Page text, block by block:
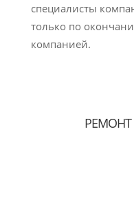
специалисты
только по
компанией.